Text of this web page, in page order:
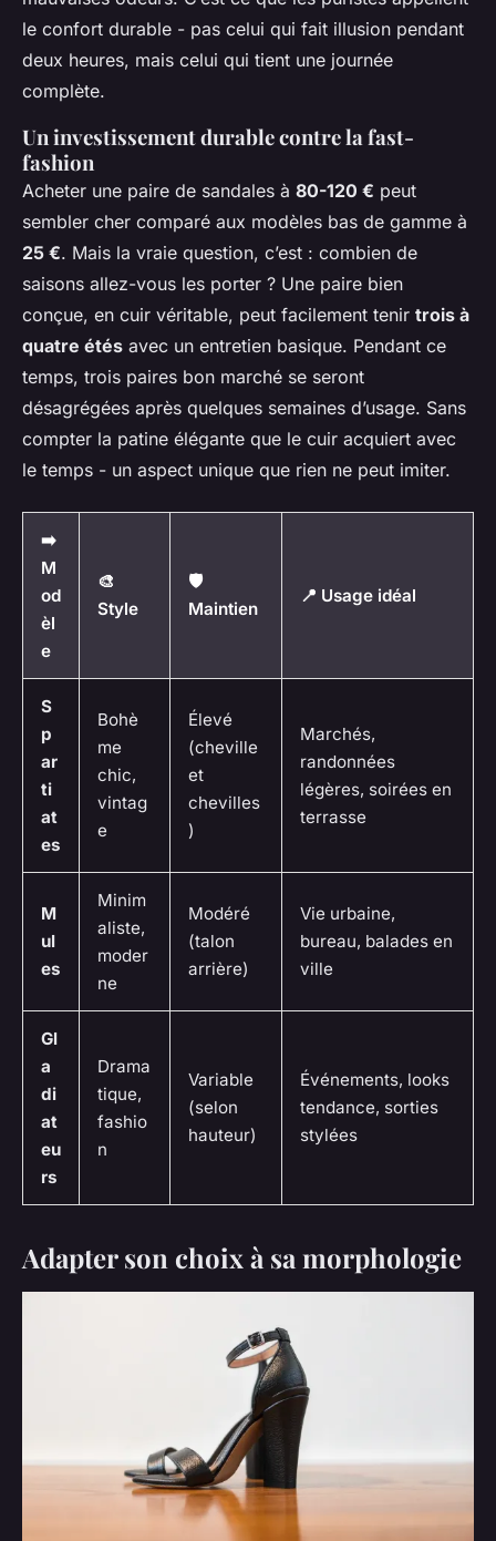
le confort durable - pas celui qui fait illusion pendant
deux heures, mais celui qui tient une journée
complète.
Un investissement durable contre la fast-
fashion
Acheter une paire de sandales à 80-120 € peut
sembler cher comparé aux modèles bas de gamme à
25 €. Mais la vraie question, c’est : combien de
saisons allez-vous les porter ? Une paire bien
conçue, en cuir véritable, peut facilement tenir trois à
quatre étés avec un entretien basique. Pendant ce
temps, trois paires bon marché se seront
désagrégées après quelques semaines d’usage. Sans
compter la patine élégante que le cuir acquiert avec
le temps - un aspect unique que rien ne peut imiter.
➡️
M
od
èl
e
🎨
Style
🛡️
Maintien
📍 Usage idéal
S
p
ar
ti
at
es
Bohè
me
chic,
vintag
e
Élevé
(cheville
et
chevilles
)
Marchés,
randonnées
légères, soirées en
terrasse
M
ul
es
Minim
aliste,
moder
ne
Modéré
(talon
arrière)
Vie urbaine,
bureau, balades en
ville
Gl
a
di
at
eu
rs
Drama
tique,
fashio
n
Variable
(selon
hauteur)
Événements, looks
tendance, sorties
stylées
Adapter son choix à sa morphologie